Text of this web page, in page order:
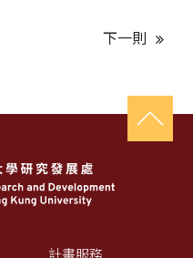
下一則
計畫服務